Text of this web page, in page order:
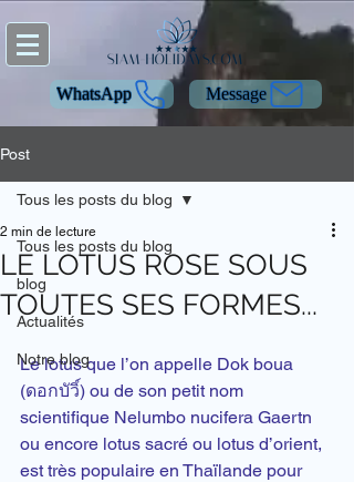
WhatsApp Message
Post
Tous les posts du blog
blog
Actualités
Notre blog
Tous les posts du blog
LE LOTUS ROSE SOUS
TOUTES SES FORMES...
2 min de lecture
Le lotus que l’on appelle Dok boua
(ดอกบัวิ์) ou de son petit nom
scientifique Nelumbo nucifera Gaertn
ou encore lotus sacré ou lotus d’orient,
est très populaire en Thaïlande pour